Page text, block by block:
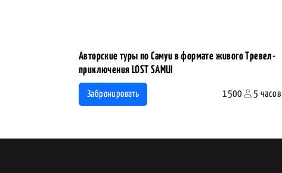
Авторские туры по Самуи в формате живого Тревел-
приключения LOST SAMUI
Забронировать 1500 5 часов